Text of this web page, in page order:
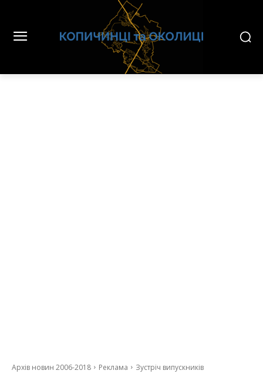
Архів новин 2006-2018 Реклама Зустріч випускників